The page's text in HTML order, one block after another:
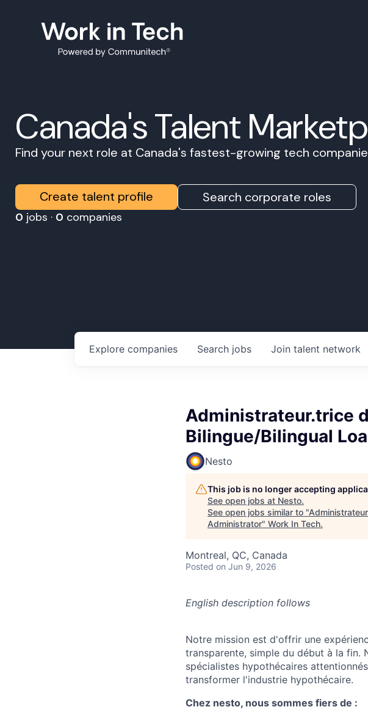
Canada's Talent
Find your next role at Canada's fastest-growing tech
Create talent profile Search corporate roles
0 jobs · 0 companies
Search jobs
Explore companies Join talent network
Administrateur.trice
Bilingue/Bilingual
Nesto
This job is no longer accepting
See open jobs at Nesto.
See open jobs similar to "
Administrator" Work In Tech.
Montreal, QC, Canada
Posted on Jun 9, 2026
English description follows
Notre mission est d'offrir une
transparente, simple du début à la
spécialistes hypothécaires
transformer l'industrie hypothécaire.
Chez nesto, nous sommes fiers de :